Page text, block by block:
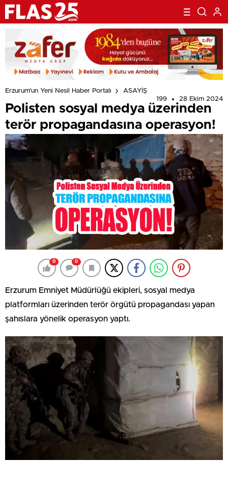
Erzurum'un Yeni Nesil Haber Portalı
ASAYİŞ
199
28 Ekim 2024
Polisten sosyal medya üzerinden
terör propagandasına operasyon!
0 0
Erzurum Emniyet Müdürlüğü ekipleri, sosyal medya
platformları üzerinden terör örgütü propagandası yapan
şahıslara yönelik operasyon yaptı.